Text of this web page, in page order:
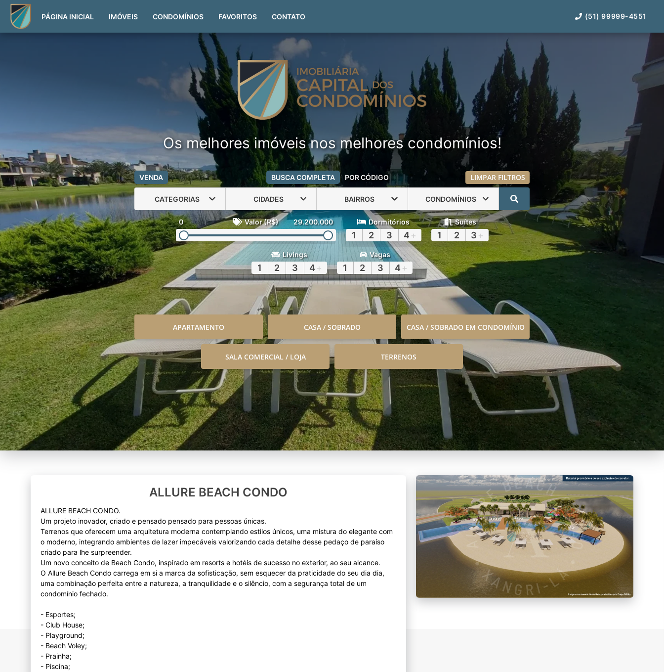
PÁGINA INICIAL IMÓVEIS CONDOMÍNIOS FAVORITOS CONTATO (51) 99999-4551
Os melhores imóveis nos melhores condomínios!
VENDA BUSCA COMPLETA POR CÓDIGO LIMPAR FILTROS
CATEGORIAS CIDADES BAIRROS CONDOMÍNIOS
0 Valor (R$) 29.200.000 Dormitórios
1 2 3 4 +
Suítes
1 2 3 +
Livings
1 2 3 4 +
Vagas
1 2 3 4 +
APARTAMENTO CASA / SOBRADO CASA / SOBRADO EM CONDOMÍNIO
SALA COMERCIAL / LOJA TERRENOS
ALLURE BEACH CONDO
ALLURE BEACH CONDO.
Um projeto inovador, criado e pensado pensado para pessoas únicas.
Terrenos que oferecem uma arquitetura moderna contemplando estilos únicos, uma mistura do elegante com
o moderno, integrando ambientes de lazer impecáveis valorizando cada detalhe desse pedaço de paraíso
criado para lhe surpreender.
Um novo conceito de Beach Condo, inspirado em resorts e hotéis de sucesso no exterior, ao seu alcance.
O Allure Beach Condo carrega em si a marca da sofisticação, sem esquecer da praticidade do seu dia dia,
uma combinação perfeita entre a natureza, a tranquilidade e o silêncio, com a segurança total de um
condomínio fechado.
- Esportes;
- Club House;
- Playground;
- Beach Voley;
- Prainha;
- Piscina;